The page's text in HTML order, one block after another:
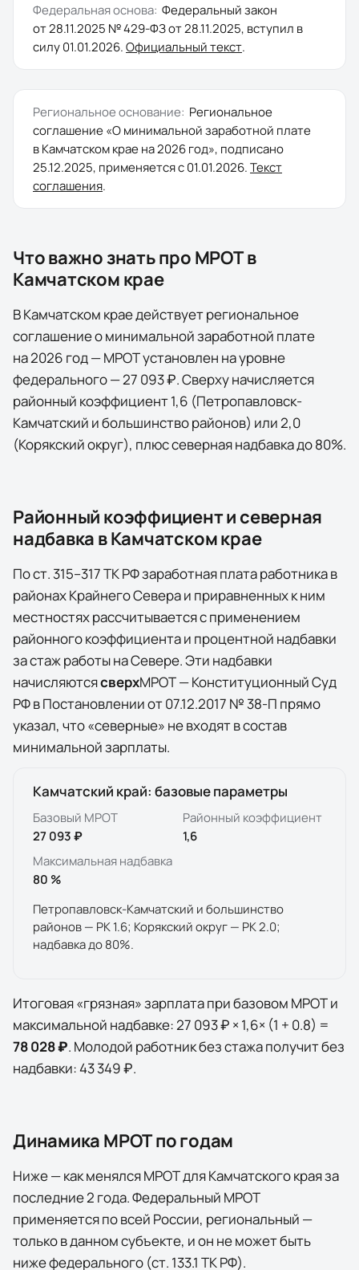
Федеральная основа: Федеральный закон
от 28.11.2025 № 429-ФЗот28.11.2025, вступил в
силу01.01.2026.Официальный текст.
Региональное основание: Региональное
соглашение «О минимальной заработной плате
в Камчатском крае на 2026 год», подписано
25.12.2025, применяется с01.01.2026.Текст
соглашения.
Что важно знать про МРОТ в
Камчатском крае
В Камчатском крае действует региональное
соглашение о минимальной заработной плате
на 2026 год — МРОТ установлен на уровне
федерального — 27 093 ₽. Сверху начисляется
районный коэффициент 1,6 (Петропавловск-
Камчатский и большинство районов) или 2,0
(Корякский округ), плюс северная надбавка до 80%.
Районный коэффициент и северная
надбавка вКамчатском крае
По ст. 315–317 ТК РФ заработная плата работника в
районах Крайнего Севера и приравненных к ним
местностях рассчитывается с применением
районного коэффициента и процентной надбавки
за стаж работы на Севере. Эти надбавки
начисляютсясверхМРОТ — Конституционный Суд
РФ в Постановлении от 07.12.2017 № 38-П прямо
указал, что «северные» не входят в состав
минимальной зарплаты.
Камчатский край: базовые параметры
Базовый МРОТ
27 093 ₽
Районный коэффициент
1,6
Максимальная надбавка
80 %
Петропавловск-Камчатский и большинство
районов — РК 1.6; Корякский округ — РК 2.0;
надбавка до 80%.
Итоговая «грязная» зарплата при базовом МРОТ и
максимальной надбавке: 27 093 ₽ × 1,6× (1 + 0.8) =
78 028 ₽. Молодой работник без стажа получит без
надбавки:43 349 ₽.
Динамика МРОТ по годам
Ниже — как менялся МРОТ дляКамчатского краяза
последние2 года. Федеральный МРОТ
применяется по всей России, региональный —
только в данном субъекте, и он не может быть
ниже федерального (ст. 133.1 ТК РФ).